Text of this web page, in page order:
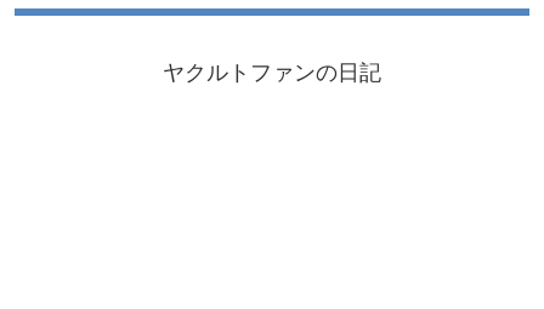
ヤクルトファンの日記